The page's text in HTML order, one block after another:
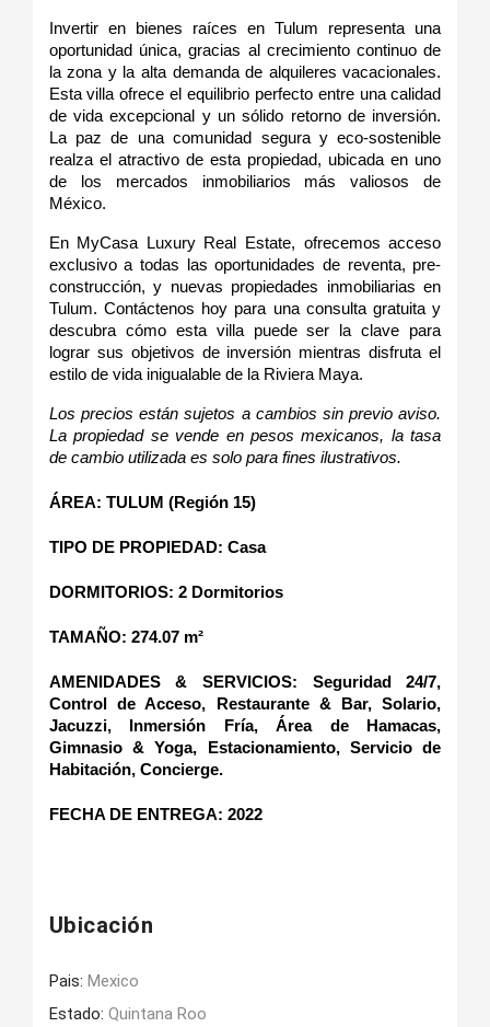
Invertir en bienes raíces en Tulum representa una
oportunidad única, gracias al crecimiento continuo de
la zona y la alta demanda de alquileres vacacionales.
Esta villa ofrece el equilibrio perfecto entre una calidad
de vida excepcional y un sólido retorno de inversión.
La paz de una comunidad segura y eco-sostenible
realza el atractivo de esta propiedad, ubicada en uno
de los mercados inmobiliarios más valiosos de
México.
En MyCasa Luxury Real Estate, ofrecemos acceso
exclusivo a todas las oportunidades de reventa, pre-
construcción, y nuevas propiedades inmobiliarias en
Tulum. Contáctenos hoy para una consulta gratuita y
descubra cómo esta villa puede ser la clave para
lograr sus objetivos de inversión mientras disfruta el
estilo de vida inigualable de la Riviera Maya.
Los precios están sujetos a cambios sin previo aviso.
La propiedad se vende en pesos mexicanos, la tasa
de cambio utilizada es solo para fines ilustrativos.
ÁREA: TULUM (Región 15)
TIPO DE PROPIEDAD: Casa
DORMITORIOS: 2 Dormitorios
TAMAÑO: 274.07 m²
AMENIDADES & SERVICIOS: Seguridad 24/7,
Control de Acceso, Restaurante & Bar, Solario,
Jacuzzi, Inmersión Fría, Área de Hamacas,
Gimnasio & Yoga, Estacionamiento, Servicio de
Habitación, Concierge.
FECHA DE ENTREGA: 2022
Ubicación
Pais: Mexico
Estado: Quintana Roo